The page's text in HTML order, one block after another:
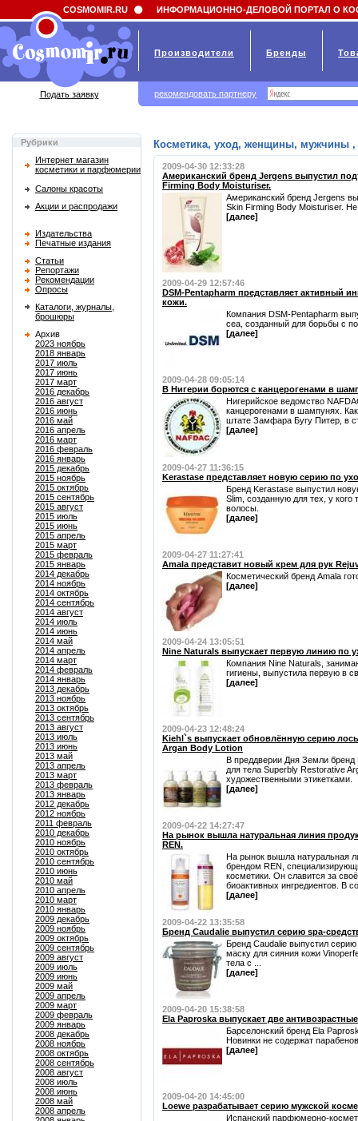
Field 'news_title' doesn't have a default value
Рубрики
Интернет магазин
косметики и парфюмерии
Салоны красоты
Акции и распродажи
Издательства
Печатные издания
Статьи
Репортажи
Рекомендации
Опросы
Каталоги, журналы,
брошюры
Архив
2023 ноябрь
2018 январь
2017 июль
2017 июнь
2017 март
2016 декабрь
2016 август
2016 июнь
2016 май
2016 апрель
2016 март
2016 февраль
2016 январь
2015 декабрь
2015 ноябрь
2015 октябрь
2015 сентябрь
2015 август
2015 июль
2015 июнь
2015 апрель
2015 март
2015 февраль
2015 январь
2014 декабрь
2014 ноябрь
2014 октябрь
2014 сентябрь
2014 август
2014 июль
2014 июнь
2014 май
2014 апрель
2014 март
2014 февраль
2014 январь
2013 декабрь
2013 ноябрь
2013 октябрь
2013 сентябрь
2013 август
2013 июль
2013 июнь
2013 май
2013 апрель
2013 март
2013 февраль
2013 январь
2012 декабрь
2012 ноябрь
2011 февраль
2010 декабрь
2010 ноябрь
2010 октябрь
2010 сентябрь
2010 июнь
2010 май
2010 апрель
2010 март
2010 январь
2009 декабрь
2009 ноябрь
2009 октябрь
2009 сентябрь
2009 август
2009 июль
2009 июнь
2009 май
2009 апрель
2009 март
2009 февраль
2009 январь
2008 декабрь
2008 ноябрь
2008 октябрь
2008 сентябрь
2008 август
2008 июль
2008 июнь
2008 май
2008 апрель
Косметика, уход, женщины, мужчины ,
2009-04-30 12:33:28
Американский бренд Jergens выпустил
Firming Body Moisturiser.
Американский бренд Jergens
Skin Firming Body Moisturiser.
[далее]
2009-04-29 12:57:46
DSM-Pentapharm представляет активный
кожи.
Компания DSM-Pentapharm
cea, созданный для борьбы с
[далее]
2009-04-28 09:05:14
В Нигерии борются с канцерогенами в
Нигерийское ведомство
канцерогенами в шампунях.
штате Замфара Бугу Питер, в
[далее]
2009-04-27 11:36:15
Kerastase представляет новую серию по
Бренд Kerastase выпустил
Slim, созданную для тех, у
волосы.
[далее]
2009-04-27 11:27:41
Amala представит новый крем для рук
Косметический бренд Amala
[далее]
2009-04-24 13:05:51
Nine Naturals выпускает первую линию по
Компания Nine Naturals,
гигиены, выпустила первую в
[далее]
2009-04-23 12:48:24
Kiehl`s выпускает обновлённую серию
Argan Body Lotion
В преддверии Дня Земли
для тела Superbly Restorative
художественными этикетками.
[далее]
2009-04-22 14:27:47
На рынок вышла натуральная линия
REN.
На рынок вышла натуральная
брендом REN,
косметики. Он славится за
биоактивных ингредиентов. В
[далее]
2009-04-22 13:35:58
Бренд Caudalie выпустил серию spa-
Бренд Caudalie выпустил
маску для сияния кожи
тела с ...
[далее]
2009-04-20 15:38:58
Ela Paproska выпускает две
Барселонский бренд Ela
Новинки не содержат
[далее]
2009-04-20 14:45:00
Loewe разрабатывает серию мужской
Испанский парфюмерно-
COSMOMIR.RU ИНФОРМАЦИОННО-ДЕЛОВОЙ ПОРТАЛ О
Производители Бренды
Подать заявку рекомендовать партнеру